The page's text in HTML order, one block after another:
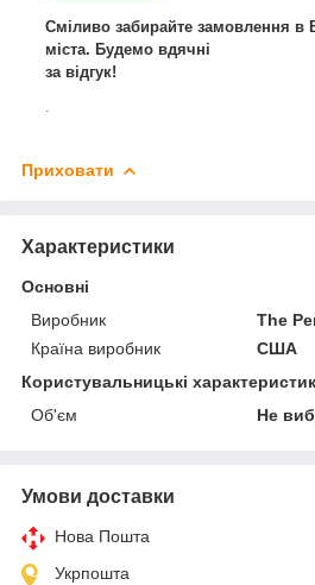
Сміливо забирайте замовлення в
міста. Будемо вдячні
за відгук!
Приховати
Характеристики
Основні
Виробник
The
Країна виробник
США
Користувальницькі
Об'єм
Не
Умови доставки
Нова Пошта
Укрпошта